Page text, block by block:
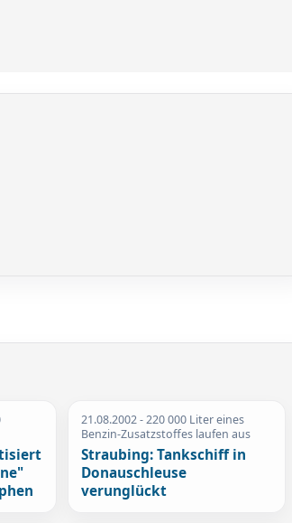
21.08.2002- 220 000 Liter eines
Benzin-Zusatzstoffes laufen aus
Straubing: Tankschiff in
Donauschleuse
verunglückt